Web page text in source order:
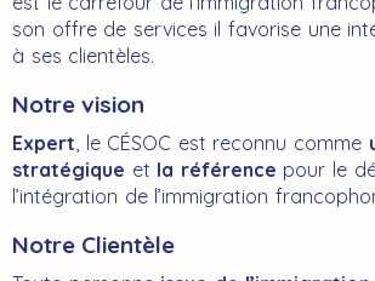
son offre de services il favorise une
à ses clientèles.
Notre vision
Expert, le CÉSOC est reconnu comme
stratégique et la référence pour le
l’intégration de l’immigration
Notre Clientèle